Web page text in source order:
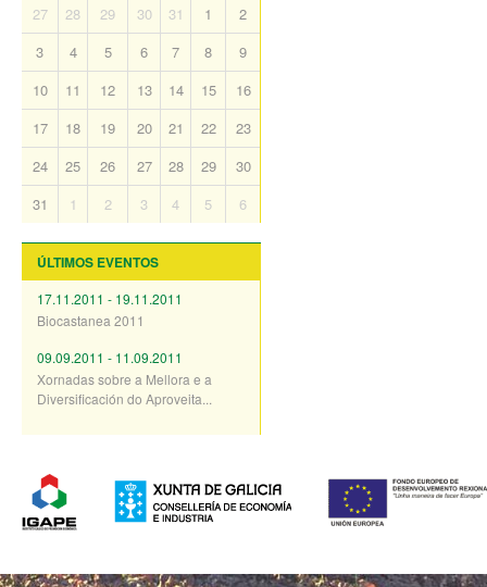
27
28 29 30 31 1
2
3
4 5 6 7 8
9
10
11 12 13 14 15
16
17
18 19 20 21 22
23
24
25 26 27 28 29
30
31
1 2 3 4 5 6
ÚLTIMOS EVENTOS
17.11.2011 - 19.11.2011
Biocastanea 2011
09.09.2011 - 11.09.2011
Xornadas sobre a Mellora e a
Diversificación do Aproveita...